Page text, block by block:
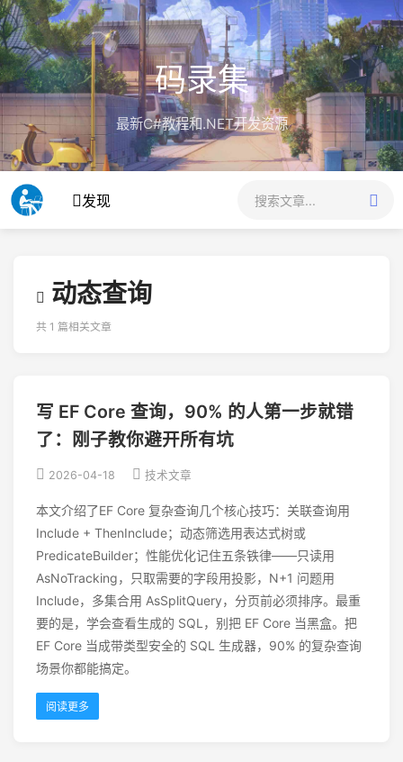
码录集
最新C#教程和.NET开发资源
发现
动态查询
共 1 篇相关文章
写 EF Core 查询，90% 的人第一步就错
了：刚子教你避开所有坑
2026-04-18 技术文章
本文介绍了EF Core 复杂查询几个核心技巧：关联查询用
Include + ThenInclude；动态筛选用表达式树或
PredicateBuilder；性能优化记住五条铁律——只读用
AsNoTracking，只取需要的字段用投影，N+1 问题用
Include，多集合用 AsSplitQuery，分页前必须排序。最重
要的是，学会查看生成的 SQL，别把 EF Core 当黑盒。把
EF Core 当成带类型安全的 SQL 生成器，90% 的复杂查询
场景你都能搞定。
阅读更多